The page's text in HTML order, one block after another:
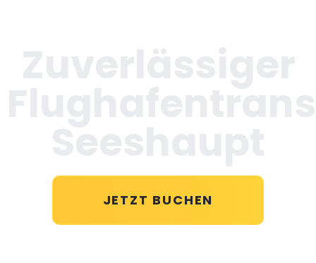
JETZT BUCHEN